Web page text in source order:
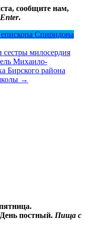
сообщите нам,
.
Спиридона
милосердия
Михаило-
Бирского района
→
постный. Пища с